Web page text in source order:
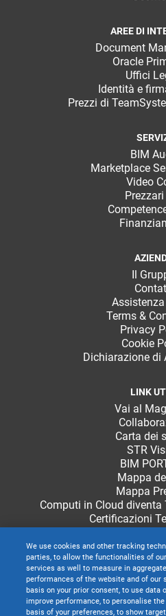
AREE DI
Document
Oracle
Uffici
Identità e
Prezzi di
BIM
Marketplace
Video
Prezzari
Il
Terms &
Privacy
Cookie
Dichiarazione di
LINK
Vai al
Carta dei
STR
BIM
Mappa
Mappa
Computi in Cloud diventa
Certificazioni
We use cookies and other tracking
parties, to allow the functionalities of
services as well to measure in
performances of the website and of our
basis on your prior consent, to use data
improve performance, to personalise
basis of your preferences, to show